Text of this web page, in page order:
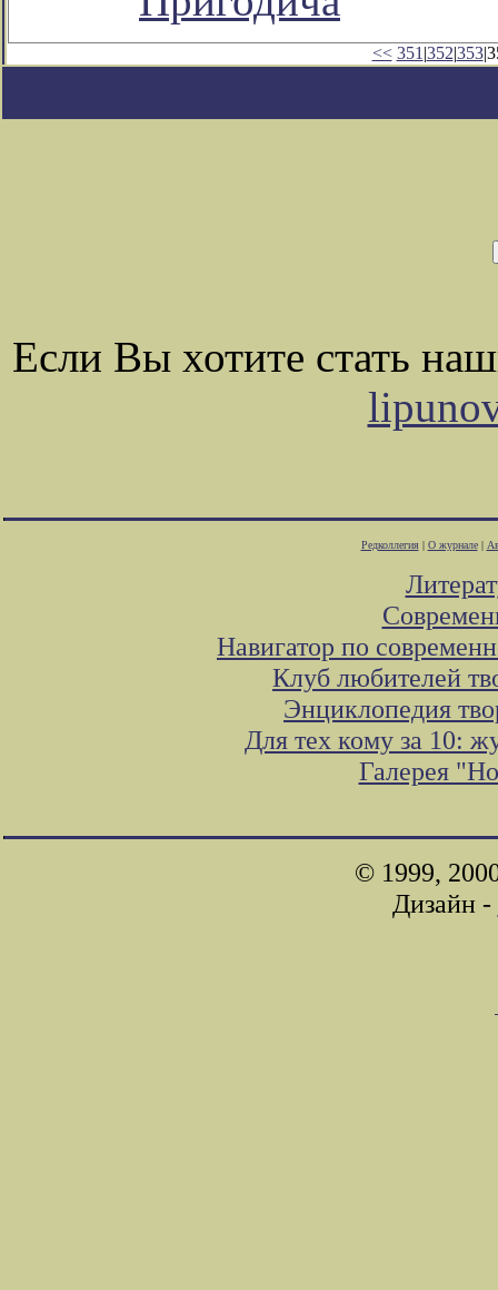
<< 351 |352|353
Если Вы хотите стать
Редколлегия| О журнале|
Навигатор по
Клуб любителей
Энциклопедия
Для тех кому за 10:
Галерея
© 1999,
Дизайн -